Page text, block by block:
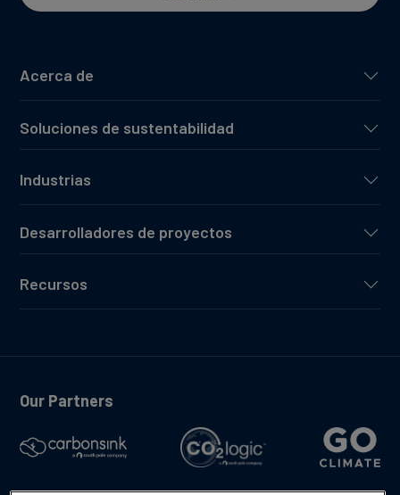
Acerca de
Soluciones de sustentabilidad
Industrias
Desarrolladores de proyectos
Recursos
Our Partners